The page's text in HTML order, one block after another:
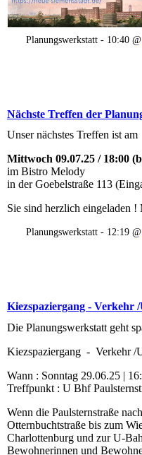
Planungswerkstatt - 10:40 @
Nächste Treffen der
Unser nächstes Treffen ist am
Mittwoch 09.07.25 / 18:00
im Bistro Melody
in der Goebelstraße 113
Sie sind herzlich eingeladen !
Planungswerkstatt - 12:19 @
Kiezspaziergang - Verkehr
Die Planungswerkstatt geht
Kiezspaziergang - Verkehr /
Wann : Sonntag 29.06.25 |
Treffpunkt : U Bhf
Wenn die Paulsternstraße
Otternbuchtstraße bis zum
Charlottenburg und zur U-
Bewohnerinnen und